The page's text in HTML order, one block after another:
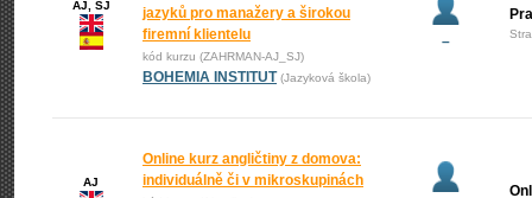
AJ, ŠJ
jazyků pro manažery a širokou
firemní klientelu
kód kurzu (ZAHRMAN-AJ_SJ)
BOHEMIA INSTITUT (Jazyková škola)
–
AJ
Online kurz angličtiny z domova:
individuálně či v mikroskupinách